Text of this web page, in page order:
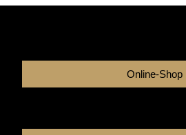
Online-Shop